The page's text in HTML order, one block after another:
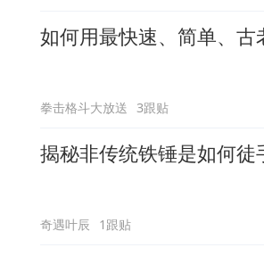
如何用最快速、简单、古
拳击格斗大放送 3跟贴
揭秘非传统铁锤是如何徒
奇遇叶辰 1跟贴